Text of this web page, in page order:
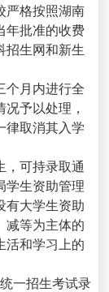
严格按照湖南
年批准的收费
招生网和新生
个月内进行全
予以处理，
律取消其入学
，可持录取通
学生资助管理
有大学生资助
减等为主体的
活和学习上的
一招生考试录